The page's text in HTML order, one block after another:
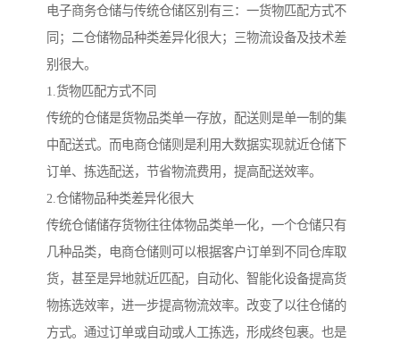
电子商务仓储与传统仓储区别有三：一货物匹配方式不
同；二仓储物品种类差异化很大；三物流设备及技术差
别很大。
1.货物匹配方式不同
传统的仓储是货物品类单一存放，配送则是单一制的集
中配送式。而电商仓储则是利用大数据实现就近仓储下
订单、拣选配送，节省物流费用，提高配送效率。
2.仓储物品种类差异化很大
传统仓储储存货物往往体物品类单一化，一个仓储只有
几种品类，电商仓储则可以根据客户订单到不同仓库取
货，甚至是异地就近匹配，自动化、智能化设备提高货
物拣选效率，进一步提高物流效率。改变了以往仓储的
方式。通过订单或自动或人工拣选，形成终包裹。也是